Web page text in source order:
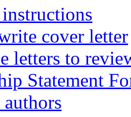
cover letter
letters to
Statement